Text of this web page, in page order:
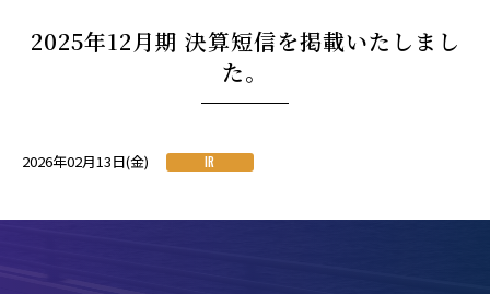
2025年12月期 決算短信を掲載いたしまし
た。
2026年02月13日(金) IR